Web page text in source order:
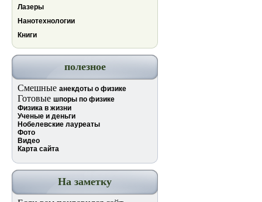
Лазеры
Нанотехнологии
Книги
полезное
Смешные анекдоты о физике
Готовые шпоры по физике
Физика в жизни
Ученые и деньги
Нобелевские лауреаты
Фото
Видео
Карта сайта
На заметку